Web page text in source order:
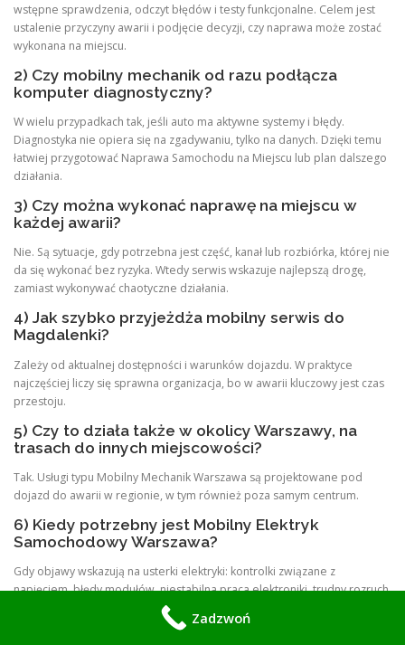
wstępne sprawdzenia, odczyt błędów i testy funkcjonalne. Celem jest
ustalenie przyczyny awarii i podjęcie decyzji, czy naprawa może zostać
wykonana na miejscu.
2) Czy mobilny mechanik od razu podłącza
komputer diagnostyczny?
W wielu przypadkach tak, jeśli auto ma aktywne systemy i błędy.
Diagnostyka nie opiera się na zgadywaniu, tylko na danych. Dzięki temu
łatwiej przygotować Naprawa Samochodu na Miejscu lub plan dalszego
działania.
3) Czy można wykonać naprawę na miejscu w
każdej awarii?
Nie. Są sytuacje, gdy potrzebna jest część, kanał lub rozbiórka, której nie
da się wykonać bez ryzyka. Wtedy serwis wskazuje najlepszą drogę,
zamiast wykonywać chaotyczne działania.
4) Jak szybko przyjeżdża mobilny serwis do
Magdalenki?
Zależy od aktualnej dostępności i warunków dojazdu. W praktyce
najczęściej liczy się sprawna organizacja, bo w awarii kluczowy jest czas
przestoju.
5) Czy to działa także w okolicy Warszawy, na
trasach do innych miejscowości?
Tak. Usługi typu Mobilny Mechanik Warszawa są projektowane pod
dojazd do awarii w regionie, w tym również poza samym centrum.
6) Kiedy potrzebny jest Mobilny Elektryk
Samochodowy Warszawa?
Gdy objawy wskazują na usterki elektryki: kontrolki związane z
napięciem, błędy modułów, niestabilna praca elektroniki, trudny rozruch
lub usterki pojawiające się losowo.
Zadzwoń